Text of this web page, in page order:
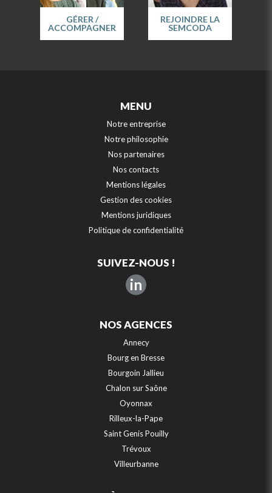
GÉRER /
ACCOMPAGNER
REJOINDRE LA
SEMCODA
MENU
Notre entreprise
Notre philosophie
Nos partenaires
Nos contacts
Mentions légales
Gestion des cookies
Mentions juridiques
Politique de confidentialité
SUIVEZ-NOUS !
in
NOS AGENCES
Annecy
Bourg en Bresse
Bourgoin Jallieu
Chalon sur Saône
Oyonnax
Rilleux-la-Pape
Saint Genis Pouilly
Trévoux
Villeurbanne